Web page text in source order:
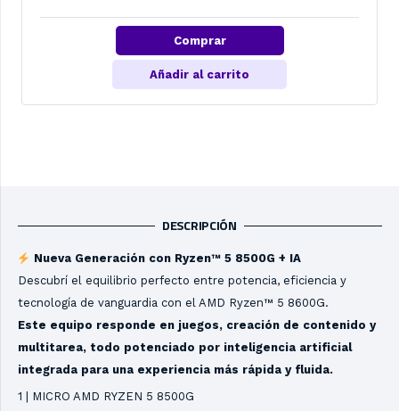
Comprar
Añadir al carrito
DESCRIPCIÓN
Nueva Generación con Ryzen™ 5 8500G + IA
Descubrí el equilibrio perfecto entre potencia, eficiencia y
tecnología de vanguardia con el AMD Ryzen™ 5 8600G.
Este equipo responde en juegos, creación de contenido y
multitarea, todo potenciado por inteligencia artificial
integrada para una experiencia más rápida y fluida.
1 | MICRO AMD RYZEN 5 8500G